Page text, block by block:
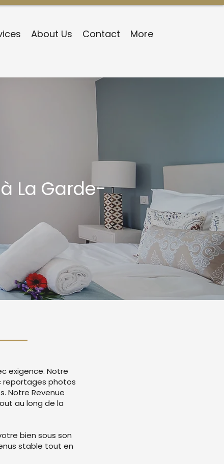
About Us Contact More
La Garde-
exigence. Notre
reportages photos
Notre Revenue
au long de la
bien sous son
stable tout en